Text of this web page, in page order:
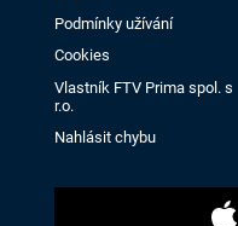
Podmínky užívání
Cookies
Vlastník FTV Prima spol. s
r.o.
Nahlásit chybu